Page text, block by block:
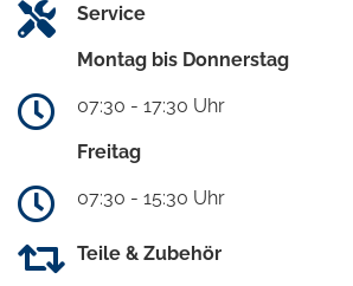
Service
Montag bis Donnerstag
07:30 - 17:30 Uhr
Freitag
07:30 - 15:30 Uhr
Teile & Zubehör